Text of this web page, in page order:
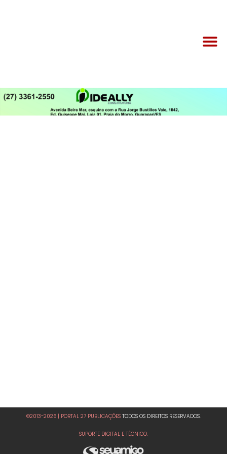
©2013-2026 | PORTAL 27 PUBLICAÇÕES TODOS OS DIREITOS RESERVADOS.
SUPORTE DIGITAL E TÉCNICO: